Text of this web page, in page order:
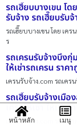
รถเฮี๊ยบบางเขน โ
รับจ้าง รถเฮี๊ยบรับจ้
รถเฮี๊ยบบางเขน โดย เค
ร
รถเครนรับจ้างบึงกุ่
ให้เช่ารถเครน ราค
เครนรับจ้าง.com รถเคร
รถเฮี๊ยบรับจ้างเมือ
เครนให้เช่า ให้เช่า
เครนรับจ้าง.com รถเฮี๊
หน้าหลัก เมนู